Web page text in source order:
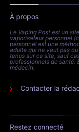
À propos
Le Vaping Post est un
vaporisateur personnel
personnel est une
adulte qui ne veut pas
tenus sur ce site, sauf
professionnels de santé.
médecin.
Contacter la
Restez connecté